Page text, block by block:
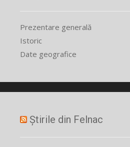
Prezentare generală
Istoric
Date geografice
Știrile din Felnac